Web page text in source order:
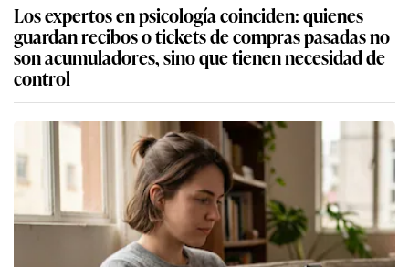
Los expertos en psicología coinciden: quienes
guardan recibos o tickets de compras pasadas no
son acumuladores, sino que tienen necesidad de
control